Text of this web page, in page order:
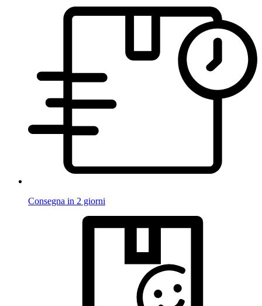
Consegna in 2 giorni